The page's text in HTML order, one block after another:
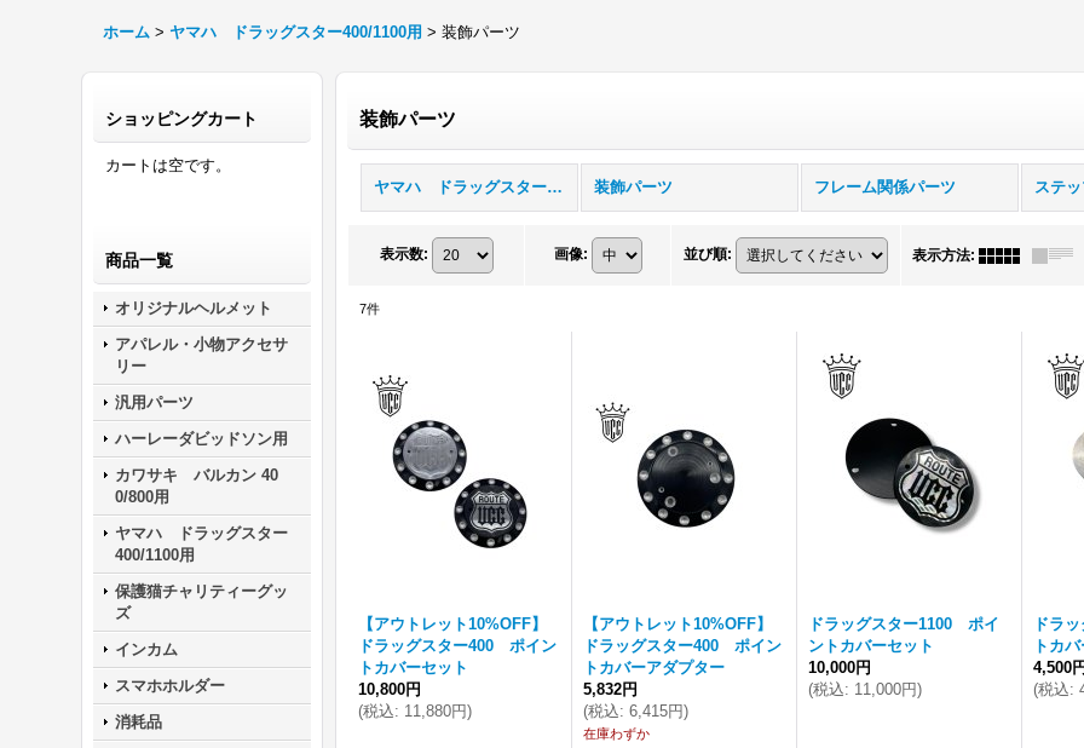
ホーム > ヤマハ ドラッグスター400/1100用 > 装飾パーツ
ショッピングカート
カートは空です。
商品一覧
オリジナルヘルメット
アパレル・小物アクセサ
リー
汎用パーツ
ハーレーダビッドソン用
カワサキ バルカン 40
0/800用
ヤマハ ドラッグスター
400/1100用
保護猫チャリティーグッ
ズ
インカム
スマホホルダー
消耗品
装飾パーツ
ヤマハ ドラッグスター400/1100用 (全商品) 装飾パーツ フレーム関係パーツ ステ
表示数: 画像: 並び順: 表示方法:
7件
【アウトレット10%OFF】
ドラッグスター400 ポイン
トカバーセット
10,800円
(税込: 11,880円)
【アウトレット10%OFF】
ドラッグスター400 ポイン
トカバーアダプター
5,832円
(税込: 6,415円)
在庫わずか
ドラッグスター1100 ポイ
ントカバーセット
10,000円
(税込: 11,000円)
ドラ
トカ
4,500円
(税込: